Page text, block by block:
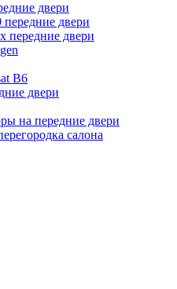
двери
передние двери
передние двери
B6
двери
на передние двери
салона